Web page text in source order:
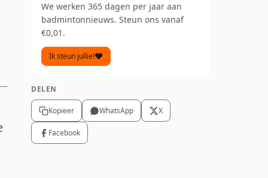
We werken 365 dagen per jaar aan
badmintonnieuws. Steun ons vanaf
€0,01.
Ik steun jullie!
DELEN
Kopieer WhatsApp X
Facebook